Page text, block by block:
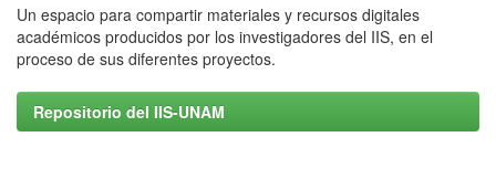
Un espacio para compartir materiales y recursos digitales
académicos producidos por los investigadores del IIS, en el
proceso de sus diferentes proyectos.
Repositorio del IIS-UNAM